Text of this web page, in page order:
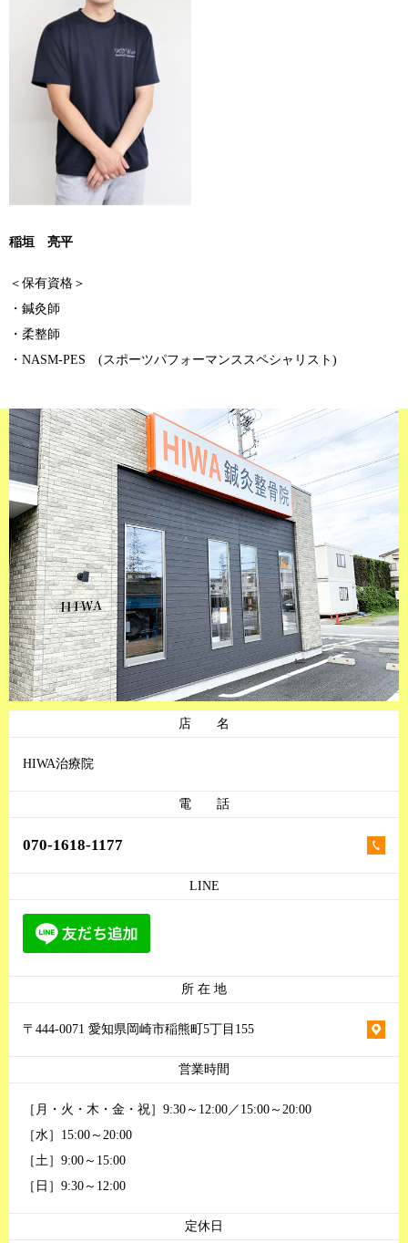
稲垣 亮平
＜保有資格＞
・鍼灸師
・柔整師
・NASM-PES (スポーツパフォーマンススペシャリスト)
店 名
HIWA治療院
電 話
070-1618-1177
LINE
所 在 地
〒444-0071 愛知県岡崎市稲熊町5丁目155
営業時間
［月・火・木・金・祝］9:30～12:00／15:00～20:00
［水］15:00～20:00
［土］9:00～15:00
［日］9:30～12:00
定休日